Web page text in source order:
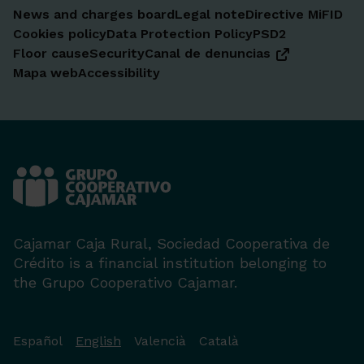
News and charges boardLegal noteDirective MiFID
Cookies policyData Protection PolicyPSD2
Floor causeSecurityCanal de denuncias
Mapa webAccessibility
Cajamar Caja Rural, Sociedad Cooperativa de
Crédito is a financial institution belonging to
the Grupo Cooperativo Cajamar.
Español English Valencià Català